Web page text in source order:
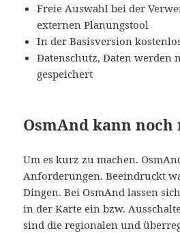
Freie Auswahl bei der
externen Planungstool
In der Basisversion
Datenschutz, Daten werden
gespeichert
OsmAnd kann noch
Um es kurz zu machen.
Anforderungen. Beeindruckt
Dingen. Bei OsmAnd lassen
in der Karte ein bzw.
sind die regionalen und